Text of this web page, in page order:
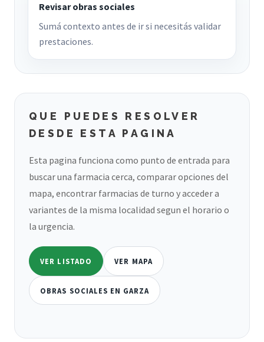
Revisar obras sociales
Sumá contexto antes de ir si necesitás validar
prestaciones.
QUE PUEDES RESOLVER
DESDE ESTA PAGINA
Esta pagina funciona como punto de entrada para
buscar una farmacia cerca, comparar opciones del
mapa, encontrar farmacias de turno y acceder a
variantes de la misma localidad segun el horario o
la urgencia.
VER LISTADO VER MAPA
OBRAS SOCIALES EN GARZA